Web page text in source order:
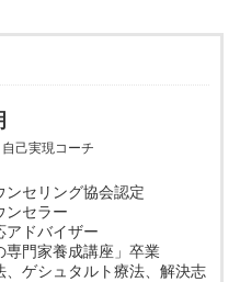
己実現コーチ
ンセリング協会認定
セラー
ドバイザー
専門家養成講座」卒業
、ゲシュタルト療法、解決志